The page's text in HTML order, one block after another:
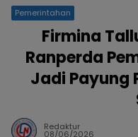
Pemerintahan
Firmina
Ranperda
Jadi Payung
Redaktur
08/06/2026